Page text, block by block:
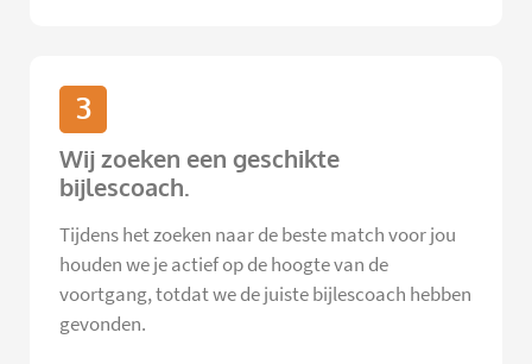
3
Wij zoeken een geschikte
bijlescoach.
Tijdens het zoeken naar de beste match voor jou
houden we je actief op de hoogte van de
voortgang, totdat we de juiste bijlescoach hebben
gevonden.